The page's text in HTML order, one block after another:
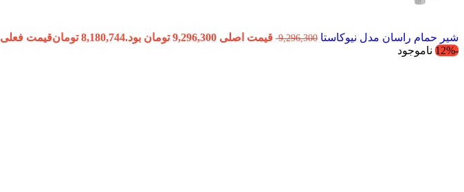
شیر حمام راسان مدل نیوکاستا 9,296,300 قیمت اصلی 9,296,300 تومان بود. 8,180,744 تومانقیمت فعلی 8,180,744 تومان است.
-12%
ناموجود